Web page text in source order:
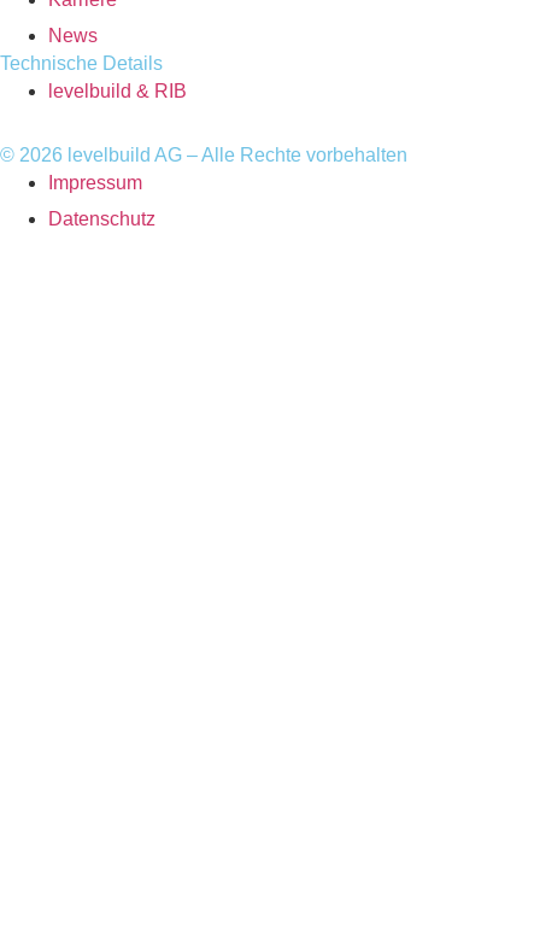
News
Technische Details
levelbuild & RIB
© 2026 levelbuild AG – Alle Rechte vorbehalten​
Impressum
Datenschutz